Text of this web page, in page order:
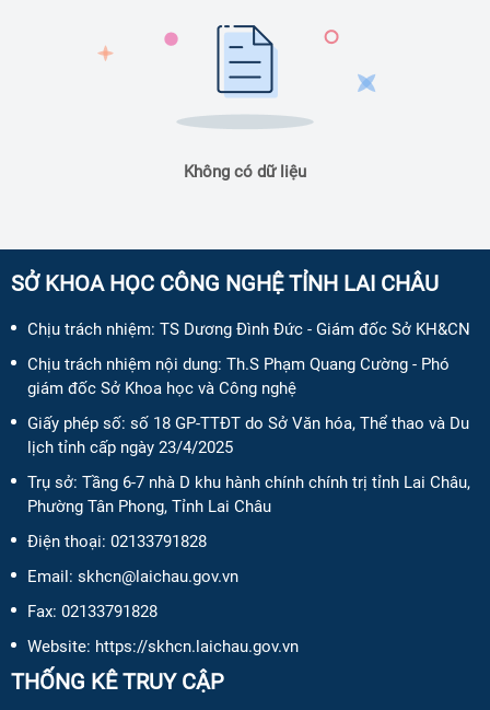
Không có dữ liệu
SỞ KHOA HỌC CÔNG NGHỆ TỈNH LAI CHÂU
Chịu trách nhiệm: TS Dương Đình Đức - Giám đốc Sở KH&CN
Chịu trách nhiệm nội dung: Th.S Phạm Quang Cường - Phó
giám đốc Sở Khoa học và Công nghệ
Giấy phép số: số 18 GP-TTĐT do Sở Văn hóa, Thể thao và Du
lịch tỉnh cấp ngày 23/4/2025
Trụ sở: Tầng 6-7 nhà D khu hành chính chính trị tỉnh Lai Châu,
Phường Tân Phong, Tỉnh Lai Châu
Điện thoại: 02133791828
Email: skhcn@laichau.gov.vn
Fax: 02133791828
Website: https://skhcn.laichau.gov.vn
THỐNG KÊ TRUY CẬP